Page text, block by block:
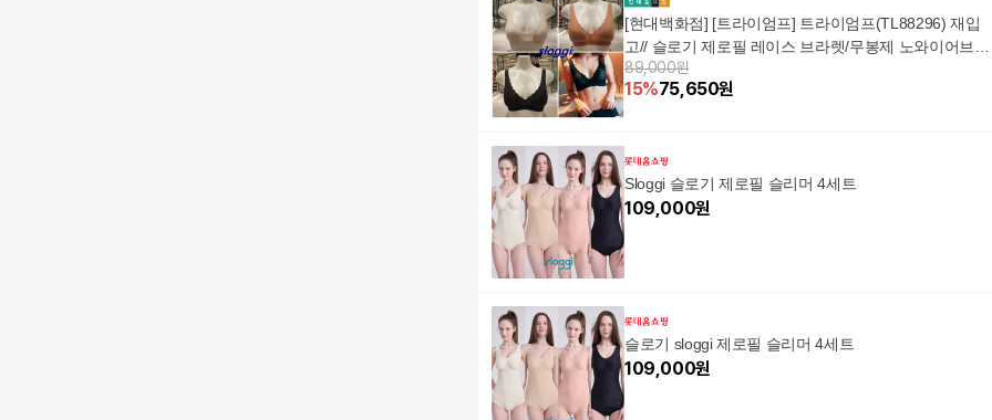
[현대백화점] [트라이엄프] 트라이엄프(TL88296) 재입
고// 슬로기 제로필 레이스 브라렛/무봉제 노와이어브라
TL882966
89,000원
15%75,650원
Sloggi 슬로기 제로필 슬리머 4세트
109,000원
슬로기 sloggi 제로필 슬리머 4세트
109,000원